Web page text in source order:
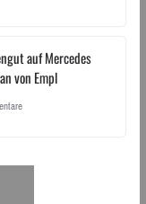
auf Mercedes
von Empl